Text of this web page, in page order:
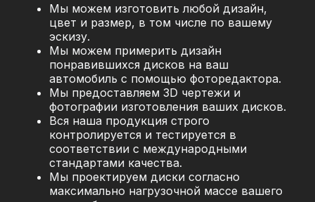
Мы можем изготовить любой дизайн,
цвет и размер, в том числе по вашему
эскизу.
Мы можем примерить дизайн
понравившихся дисков на ваш
автомобиль с помощью фоторедактора.
Мы предоставляем 3D чертежи и
фотографии изготовления ваших дисков.
Вся наша продукция строго
контролируется и тестируется в
соответствии с международными
стандартами качества.
Мы проектируем диски согласно
максимально нагрузочной массе вашего